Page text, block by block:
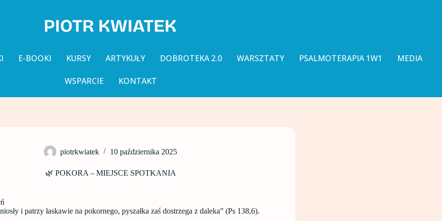
E-BOOKI KURSY ARTYKUŁY DOBROTEKA 2.0 WARSZTATY PSALMOTERAPIA 1W1 MEDIA
WSPARCIE KONTAKT
piotrkwiatek 10 października 2025
🌿 POKORA – MIEJSCE SPOTKANIA
i patrzy łaskawie na pokornego, pyszałka zaś dostrzega z daleka” (Ps 138,6).